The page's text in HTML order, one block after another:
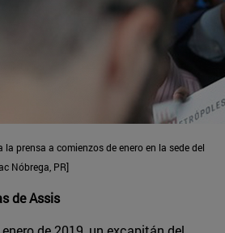
prensa a comienzos de enero en la sede del
Nóbrega, PR]
de Assis